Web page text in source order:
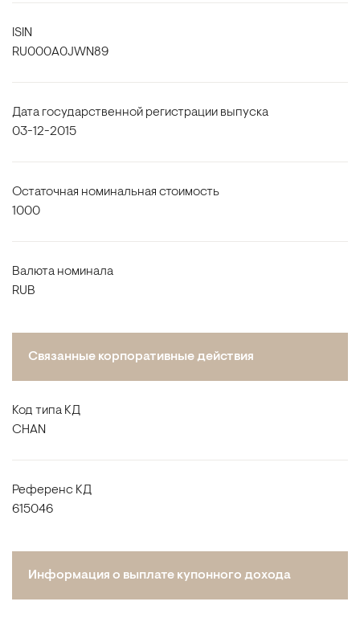
ISIN
RU000A0JWN89
Дата государственной регистрации выпуска
03-12-2015
Остаточная номинальная стоимость
1000
Валюта номинала
RUB
Связанные корпоративные действия
Код типа КД
CHAN
Референс КД
615046
Информация о выплате купонного дохода